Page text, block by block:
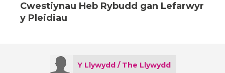
Cwestiynau Heb Rybudd gan Lefarwyr
y Pleidiau
Y Llywydd / The Llywydd